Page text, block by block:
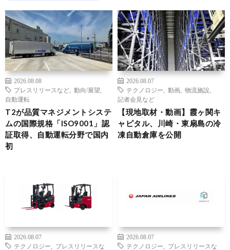
2026.08.08
プレスリリースなど
動向/展望
自動運転
T2が品質マネジメントシステ
ムの国際規格「ISO9001」認
証取得、自動運転分野で国内
初
2026.08.07
テクノロジー
動画 物流施設
記者会見など
【現地取材・動画】霞ヶ関キ
ャピタル、川崎・東扇島の冷
凍自動倉庫を公開
2026.08.07
テクノロジー
プレスリリースな
2026.08.07
テクノロジー
プレスリリースな